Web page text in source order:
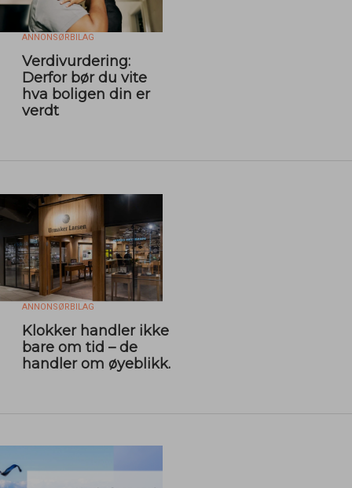
ANNONSØRBILAG
Verdivurdering:
Derfor bør du vite
hva boligen din er
verdt
ANNONSØRBILAG
Klokker handler ikke
bare om tid – de
handler om øyeblikk.